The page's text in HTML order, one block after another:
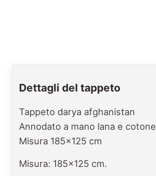
Dettagli del tappeto
Tappeto darya afghanistan
Annodato a mano lana e cotone
Misura 185x125 cm
Misura: 185x125 cm.